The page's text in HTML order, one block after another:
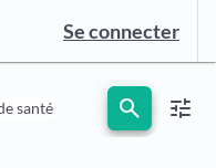
Se connecter
santé search tune